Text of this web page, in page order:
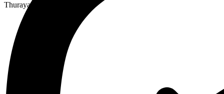
Thuraya zaberá plochu 2 ...